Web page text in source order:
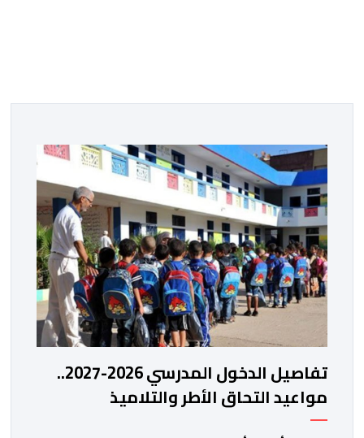
تفاصيل الدخول المدرسي 2026-2027..
مواعيد التحاق الأطر والتلاميذ
بالمؤسسات التعليمية